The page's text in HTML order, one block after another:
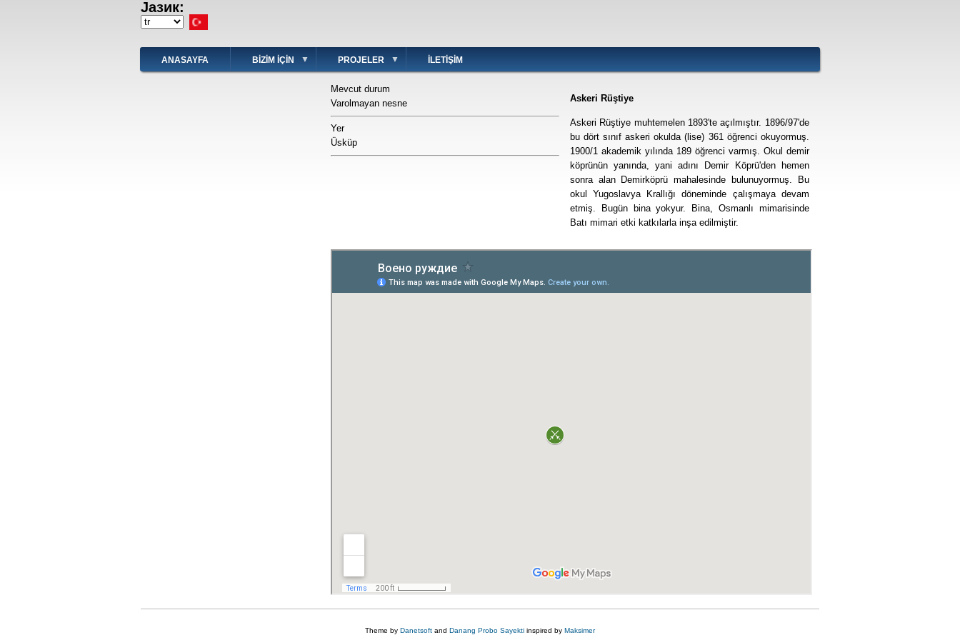
Јазик:
Select
language
ANASAYFA BIZIM IÇIN PROJELER İLETIŞIM
Mevcut durum
Varolmayan nesne
Yer
Üsküp
Askeri Rüştiye
Askeri Rüştiye muhtemelen 1893'te açılmıştır. 1896/97'de
bu dört sınıf askeri okulda (lise) 361 öğrenci okuyormuş.
1900/1 akademik yılında 189 öğrenci varmış. Okul demir
köprünün yanında, yani adını Demir Köprü'den hemen
sonra alan Demirköprü mahalesinde bulunuyormuş. Bu
okul Yugoslavya Krallığı döneminde çalışmaya devam
etmiş. Bugün bina yokyur. Bina, Osmanlı mimarisinde
Batı mimari etki katkılarla inşa edilmiştir.
Theme by Danetsoft and Danang Probo Sayekti inspired by Maksimer